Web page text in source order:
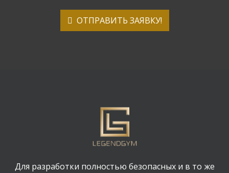
ОТПРАВИТЬ ЗАЯВКУ!
Для разработки полностью безопасных и в то же